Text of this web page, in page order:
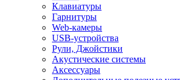
Клавиатуры
Гарнитуры
Web-камеры
USB-устройства
Рули, Джойстики
Акустические системы
Аксессуары